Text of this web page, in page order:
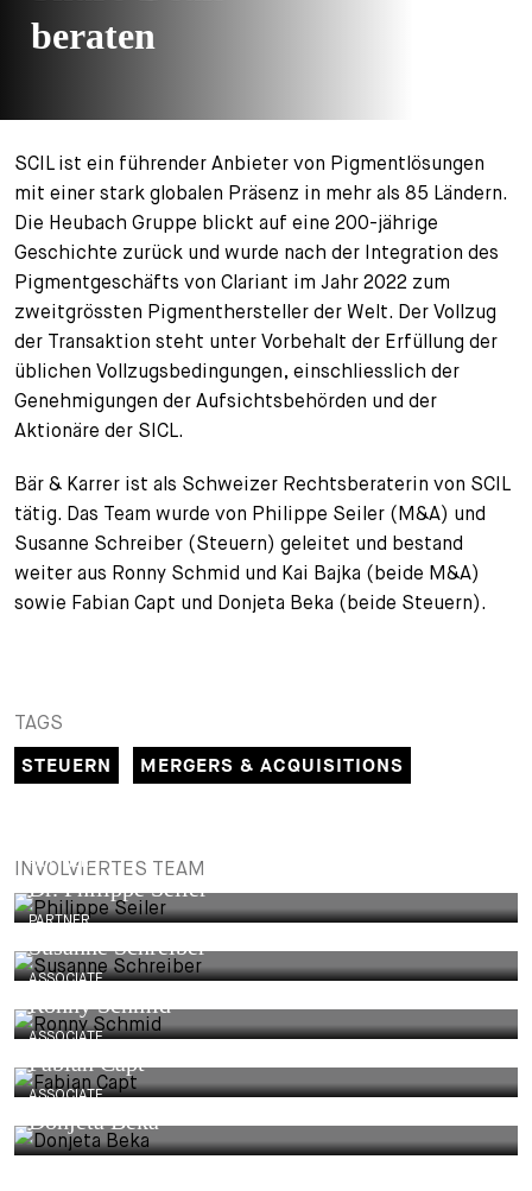
Substituten
Administration
Assistenzen
Bewerbungsprozess
Spontanbewerbung
Ihre Karriere
beraten
SCIL ist ein führender Anbieter von Pigmentlösungen
mit einer stark globalen Präsenz in mehr als 85 Ländern.
Die Heubach Gruppe blickt auf eine 200-jährige
Geschichte zurück und wurde nach der Integration des
Pigmentgeschäfts von Clariant im Jahr 2022 zum
zweitgrössten Pigmenthersteller der Welt. Der Vollzug
der Transaktion steht unter Vorbehalt der Erfüllung der
üblichen Vollzugsbedingungen, einschliesslich der
Genehmigungen der Aufsichtsbehörden und der
Aktionäre der SICL.
Bär & Karrer ist als Schweizer Rechtsberaterin von SCIL
tätig. Das Team wurde von Philippe Seiler (M&A) und
Susanne Schreiber (Steuern) geleitet und bestand
weiter aus Ronny Schmid und Kai Bajka (beide M&A)
sowie Fabian Capt und Donjeta Beka (beide Steuern).
TAGS
STEUERN
MERGERS & ACQUISITIONS
INVOLVIERTES TEAM
PARTNER
Dr. Philippe Seiler
PARTNER
Susanne Schreiber
ASSOCIATE
Ronny Schmid
ASSOCIATE
Fabian Capt
ASSOCIATE
Donjeta Beka